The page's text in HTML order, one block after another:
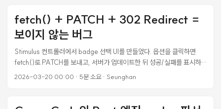
예상치 못한 이점을 발견했다. .lex 명세를 LLM의 컨텍스트로 제공하면,
추측이 사라진다. 이 글에서는 3가지 케이스에서 “명세 없이” vs “명세 있
이” 코드 생성 결과를 비교한다. 실험 설계 조건 모델: Claude (Sonnet)
프로젝트: LaunchCrew (Rails 8 + Inertia.js + Svelte 5) 비교 A: 자
연어 프롬프트만 제공 비교 B: .lex 명세 + 자연어 프롬프트 제공 평가: 생
성된 코드가 실제 프로젝트 요구사항과 얼마나 일치하는지 3가지 케이스:
...
fetch() + PATCH + 302 Redirect =
보이지 않는 버그
Stimulus 컨트롤러에서 badge 선택 UI를 만들었다. 옵션을 클릭하면
fetch()로 PATCH를 보내고, 서버가 업데이트한 뒤 성공/실패를 표시하
는 단순한 구조다. 그런데 DB는 업데이트되는데 UI가 실패 표시를 하면서
값으로 revert 에러 인디케이터(X) 표시 다른 필드(모드, 대진표 유형)는
2026-03-20 00:00 · 5분 소요· Seunghan